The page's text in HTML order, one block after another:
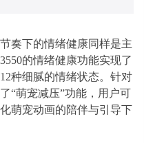
奏下的情绪健康同样是主
的情绪健康功能实现了
种细腻的情绪状态。针对
“萌宠减压”功能，用户可
萌宠动画的陪伴与引导下